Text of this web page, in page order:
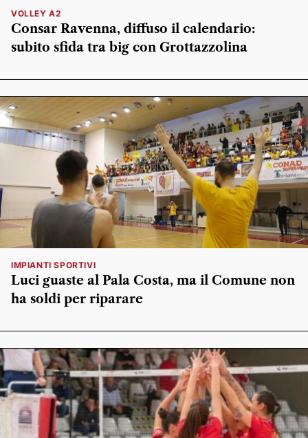
VOLLEY A2
Consar Ravenna, diffuso il calendario:
subito sfida tra big con Grottazzolina
IMPIANTI SPORTIVI
Luci guaste al Pala Costa, ma il Comune non
ha soldi per riparare